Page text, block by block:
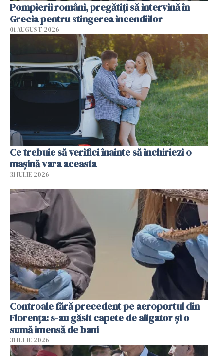
Pompierii români, pregătiţi să intervină în
Grecia pentru stingerea incendiilor
01 AUGUST 2026
Ce trebuie să verifici înainte să închiriezi o
mașină vara aceasta
31 IULIE 2026
Controale fără precedent pe aeroportul din
Florența: s-au găsit capete de aligator și o
sumă imensă de bani
31 IULIE 2026